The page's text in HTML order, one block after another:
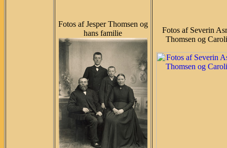
Fotos af Jesper Thomsen og
hans familie
Fotos af Severin
Thomsen og